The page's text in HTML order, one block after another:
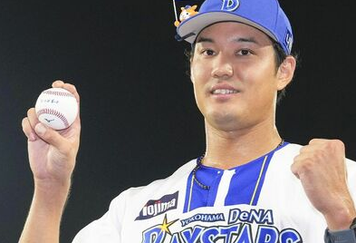
ー 満塁で２者連続の「押し出し死球」